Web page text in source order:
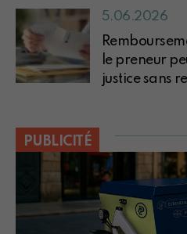
5.06.2026
le preneur
justice sans